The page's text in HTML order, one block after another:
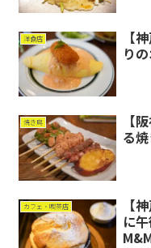
洋食店
【
り
焼き鳥
【
る
カフェ・喫茶店
【
に